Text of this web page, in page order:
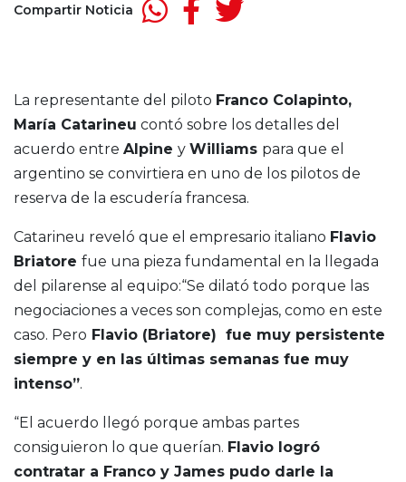
Compartir Noticia
La representante del piloto Franco Colapinto,
María Catarineu contó sobre los detalles del
acuerdo entre Alpine y Williams para que el
argentino se convirtiera en uno de los pilotos de
reserva de la escudería francesa.
Catarineu reveló que el empresario italiano Flavio
Briatore fue una pieza fundamental en la llegada
del pilarense al equipo:“Se dilató todo porque las
negociaciones a veces son complejas, como en este
caso. Pero Flavio (Briatore) fue muy persistente
siempre y en las últimas semanas fue muy
intenso”.
“El acuerdo llegó porque ambas partes
consiguieron lo que querían. Flavio logró
contratar a Franco y James pudo darle la